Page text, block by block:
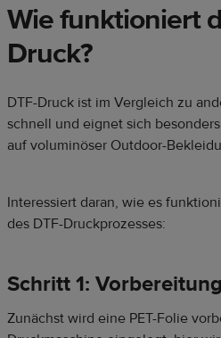
Wie funktioniert
Druck?
DTF-Druck ist im Vergleich zu
schnell und eignet sich
auf voluminöser Outdoor-
Interessiert daran, wie es
des DTF-Druckprozesses:
Schritt 1:
Zunächst wird eine PET-Folie